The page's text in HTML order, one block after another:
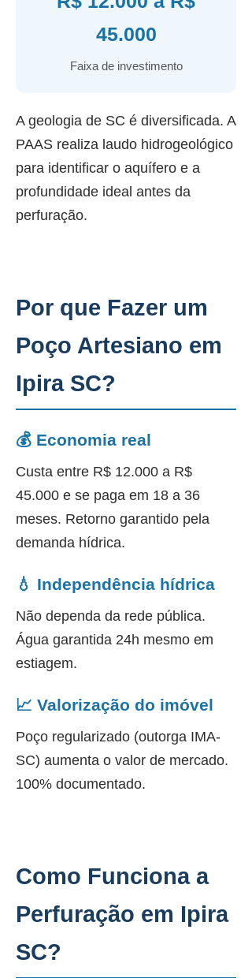
45.000
Faixa de investimento
A geologia de SC é diversificada. A
PAAS realiza laudo hidrogeológico
para identificar o aquífero e a
profundidade ideal antes da
perfuração.
Por que Fazer um
Poço Artesiano em
Ipira SC?
💰 Economia real
Custa entre R$ 12.000 a R$
45.000 e se paga em 18 a 36
meses. Retorno garantido pela
demanda hídrica.
💧 Independência hídrica
Não dependa da rede pública.
Água garantida 24h mesmo em
estiagem.
📈 Valorização do imóvel
Poço regularizado (outorga IMA-
SC) aumenta o valor de mercado.
100% documentado.
Como Funciona a
Perfuração em Ipira
SC?